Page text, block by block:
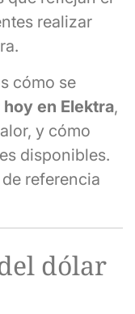
realizar
cómo se
en Elektra,
y cómo
disponibles.
referencia
dólar